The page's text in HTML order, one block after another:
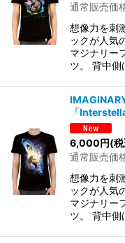
通常販売価
想像力を刺
ックが人気
マジナリー
ツ。 背中
「
6,000円(
通常販売価
想像力を刺
ックが人気
マジナリー
ツ。 背中